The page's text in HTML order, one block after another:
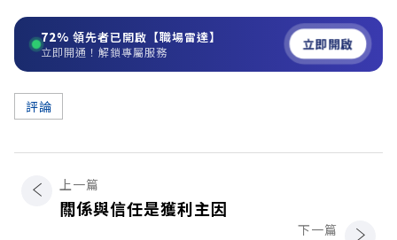
72% 領先者已開啟【職場雷達】
立即開通！解鎖專屬服務 立即開啟
評論
上一篇
關係與信任是獲利主因
下一篇